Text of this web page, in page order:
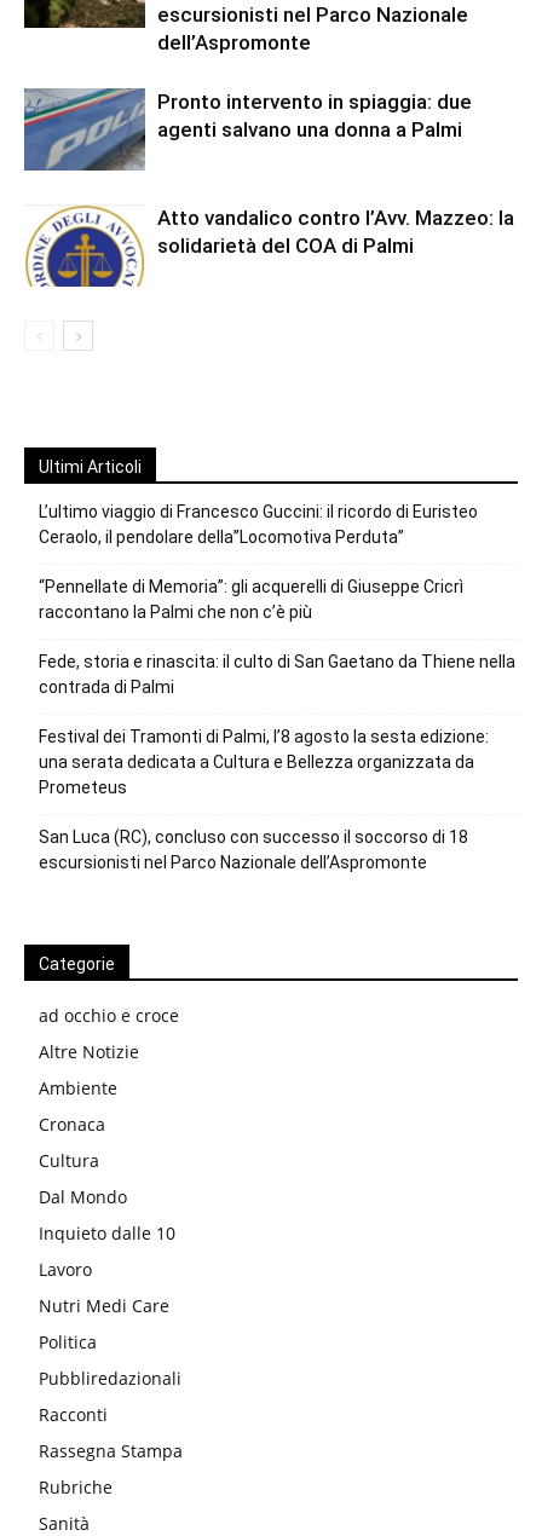
escursionisti nel Parco Nazionale
dell’Aspromonte
Pronto intervento in spiaggia: due
agenti salvano una donna a Palmi
Atto vandalico contro l’Avv. Mazzeo: la
solidarietà del COA di Palmi
Ultimi Articoli
L’ultimo viaggio di Francesco Guccini: il ricordo di Euristeo
Ceraolo, il pendolare della”Locomotiva Perduta”
“Pennellate di Memoria”: gli acquerelli di Giuseppe Cricrì
raccontano la Palmi che non c’è più
Fede, storia e rinascita: il culto di San Gaetano da Thiene nella
contrada di Palmi
Festival dei Tramonti di Palmi, l’8 agosto la sesta edizione:
una serata dedicata a Cultura e Bellezza organizzata da
Prometeus
San Luca (RC), concluso con successo il soccorso di 18
escursionisti nel Parco Nazionale dell’Aspromonte
Categorie
ad occhio e croce
Altre Notizie
Ambiente
Cronaca
Cultura
Dal Mondo
Inquieto dalle 10
Lavoro
Nutri Medi Care
Politica
Pubbliredazionali
Racconti
Rassegna Stampa
Rubriche
Sanità